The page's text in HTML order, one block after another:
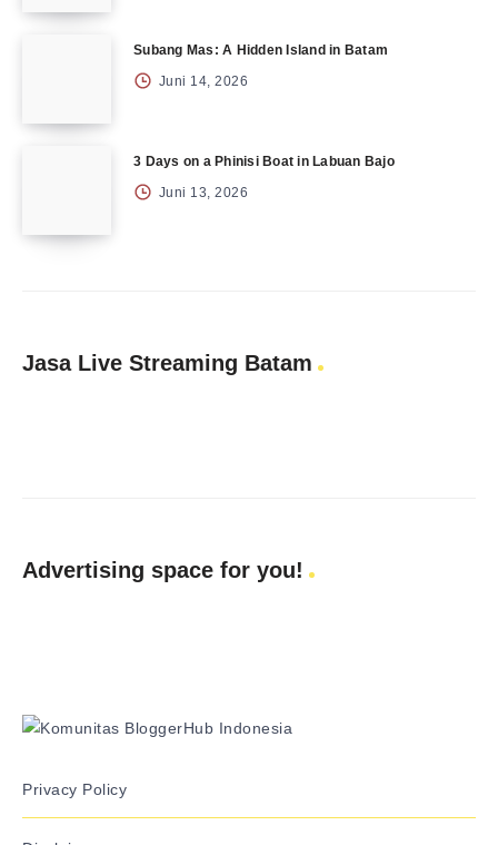
Subang Mas: A Hidden Island in Batam
Juni 14, 2026
3 Days on a Phinisi Boat in Labuan Bajo
Juni 13, 2026
Jasa Live Streaming Batam
Advertising space for you!
Privacy Policy